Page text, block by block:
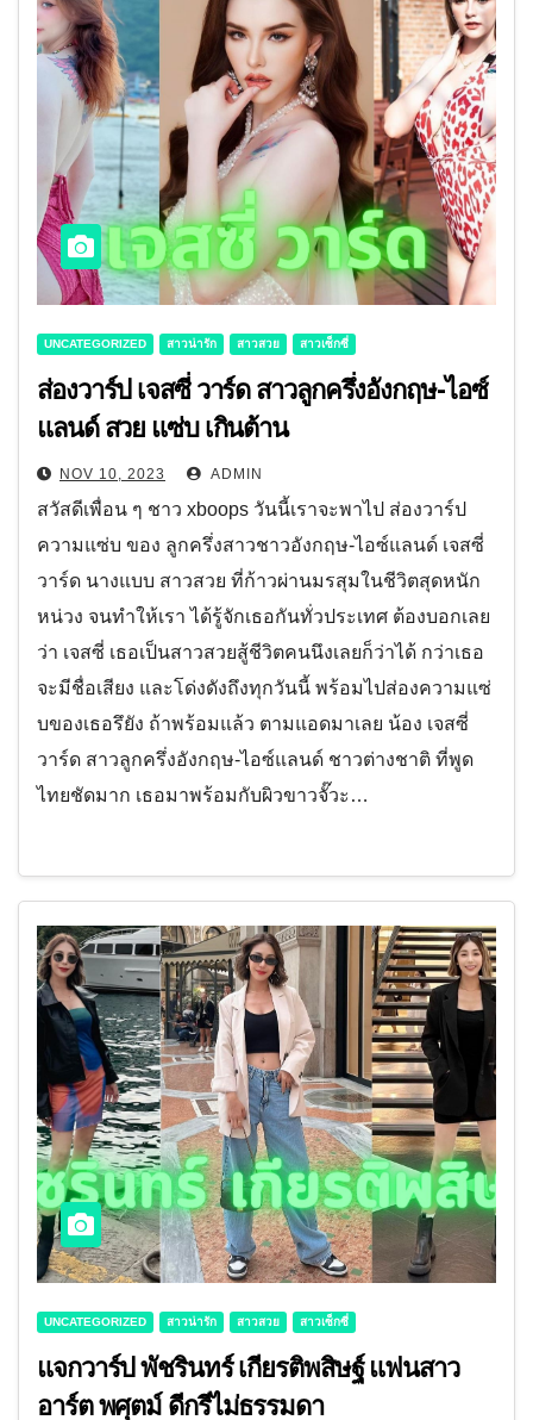
UNCATEGORIZED สาวน่ารัก สาวสวย สาวเซ็กซี่
ส่องวาร์ป เจสซี่ วาร์ด สาวลูกครึ่งอังกฤษ-ไอซ์
แลนด์ สวย แซ่บ เกินต้าน
NOV 10, 2023 ADMIN
สวัสดีเพื่อน ๆ ชาว xboops วันนี้เราจะพาไป ส่องวาร์ป
ความแซ่บ ของ ลูกครึ่งสาวชาวอังกฤษ-ไอซ์แลนด์ เจสซี่
วาร์ด นางแบบ สาวสวย ที่ก้าวผ่านมรสุมในชีวิตสุดหนัก
หน่วง จนทำให้เรา ได้รู้จักเธอกันทั่วประเทศ ต้องบอกเลย
ว่า เจสซี่ เธอเป็นสาวสวยสู้ชีวิตคนนึงเลยก็ว่าได้ กว่าเธอ
จะมีชื่อเสียง และโด่งดังถึงทุกวันนี้ พร้อมไปส่องความแซ่
บของเธอรึยัง ถ้าพร้อมแล้ว ตามแอดมาเลย น้อง เจสซี่
วาร์ด สาวลูกครึ่งอังกฤษ-ไอซ์แลนด์ ชาวต่างชาติ ที่พูด
ไทยชัดมาก เธอมาพร้อมกับผิวขาวจั๊วะ…
UNCATEGORIZED สาวน่ารัก สาวสวย สาวเซ็กซี่
แจกวาร์ป พัชรินทร์ เกียรติพสิษฐ์ แฟนสาว
อาร์ต พศุตม์ ดีกรีไม่ธรรมดา